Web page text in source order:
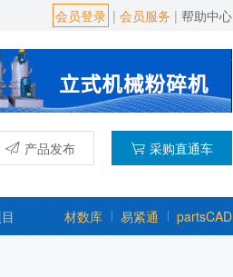
会员登录 | 会员服务 | 帮助中心
产品发布 采购直通车
材数库 易紧通 partsCAD